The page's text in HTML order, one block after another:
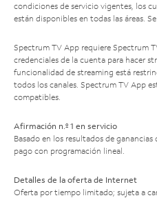
condiciones de servicio vigentes, los
están disponibles en todas las áreas.
Spectrum TV App requiere Spectrum
credenciales de la cuenta para hacer
funcionalidad de streaming está
todos los canales. Spectrum TV App
compatibles.
Afirmación n.º 1 en servicio
Basado en los resultados de
pago con programación lineal.
Detalles de la oferta de Internet
Oferta por tiempo limitado; sujeta a